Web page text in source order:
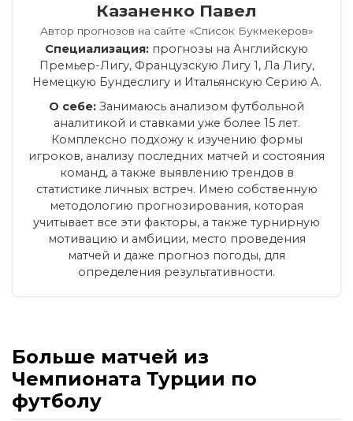
Казаненко Павел
Автор прогнозов на сайте «Список Букмекеров»
Специализация: прогнозы на Английскую
Премьер-Лигу, Французскую Лигу 1, Ла Лигу,
Немецкую Бундеслигу и Итальянскую Серию А.
О себе: Занимаюсь анализом футбольной
аналитикой и ставками уже более 15 лет.
Комплексно подхожу к изучению формы
игроков, анализу последних матчей и состояния
команд, а также выявлению трендов в
статистике личных встреч. Имею собственную
методологию прогнозирования, которая
учитывает все эти факторы, а также турнирную
мотивацию и амбиции, место проведения
матчей и даже прогноз погоды, для
определения результативности.
Больше матчей из
Чемпионата Турции по
футболу